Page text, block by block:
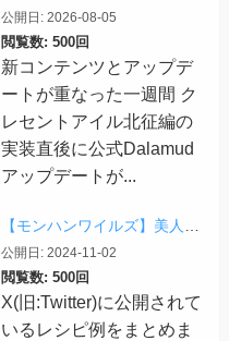
公開日: 2026-08-05
閲覧数: 500回
新コンテンツとアップデ
ートが重なった一週間 ク
レセントアイル北征編の
実装直後に公式Dalamud
アップデートが...
公開日: 2024-11-02
閲覧数: 500回
X(旧:Twitter)に公開されて
いるレシピ例をまとめま